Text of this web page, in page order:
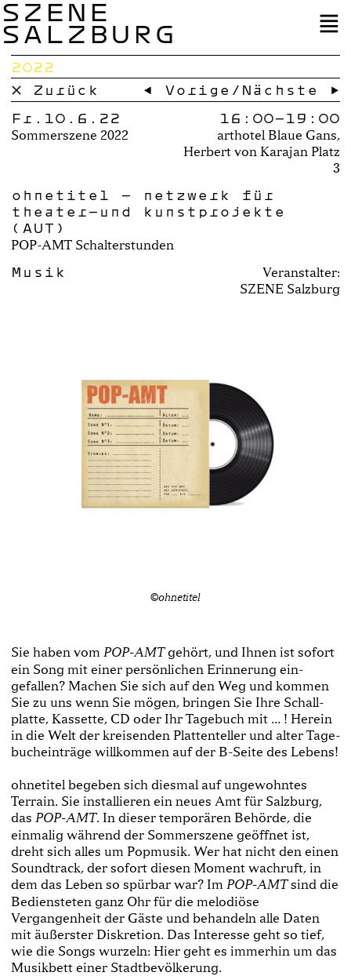
SZENE
SALZBURG
2022
× Zurück
← Vorige / Nächste →
Fr.10.6.22
Sommerszene 2022
16:00–19:00
arthotel Blaue Gans,
Herbert von Karajan Platz
3
ohnetitel – netzwerk für
theater-und kunstprojekte
(AUT)
POP-AMT Schalterstunden
Musik
Veranstalter:
SZENE Salzburg
©ohnetitel
Sie haben vom POP­-AMTgehört, und Ihnen ist sofort
ein Song mit einer persönlichen Erinnerung ein­
gefallen? Machen Sie sich auf den Weg und kommen
Sie zu uns wenn Sie mögen, bringen Sie Ihre Schall­
platte, Kassette, CD oder Ihr Tagebuch mit ... ! Herein
in die Welt der kreisenden Plattenteller und alter Tage­
bucheinträge willkommen auf der B-­Seite des Lebens!
ohnetitel begeben sich diesmal auf ungewohntes
Terrain. Sie installieren ein neues Amt für Salzburg,
das POP-­AMT. In dieser temporären Behörde, die
einmalig während der Sommerszene geöffnet ist,
dreht sich alles um Popmusik. Wer hat nicht den einen
Soundtrack, der sofort diesen Moment wachruft, in
dem das Leben so spürbar war? Im POP­-AMTsind die
Bediensteten ganz Ohr für die melodiöse
Vergangenheit der Gäste und behandeln alle Daten
mit äußerster Diskretion. Das Interesse geht so tief,
wie die Songs wurzeln: Hier geht es immerhin um das
Musikbett einer Stadtbevölkerung.